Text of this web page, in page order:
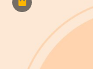
Premium